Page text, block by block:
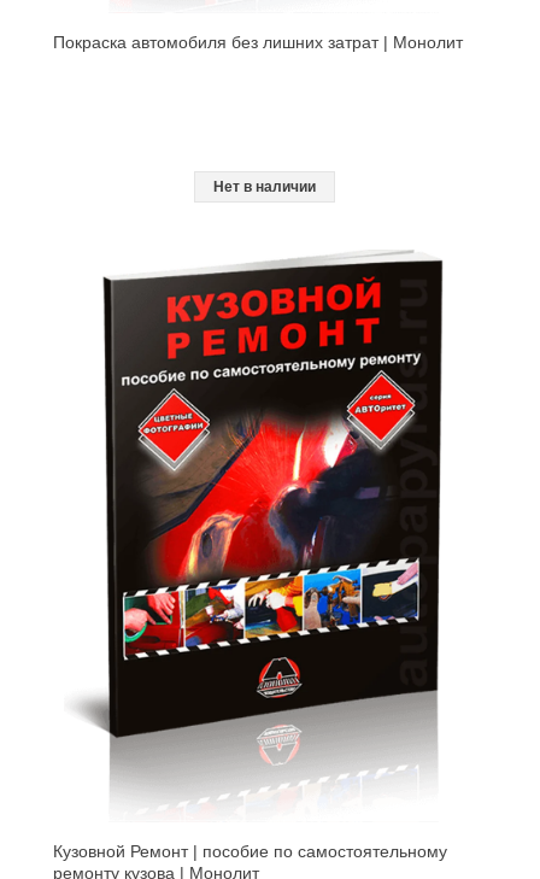
Покраска автомобиля без лишних затрат | Монолит
Нет в наличии
Кузовной Ремонт | пособие по самостоятельному
ремонту кузова | Монолит